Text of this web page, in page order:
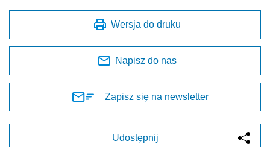
Wersja do druku
Napisz do nas
Zapisz się na newsletter
Udostępnij